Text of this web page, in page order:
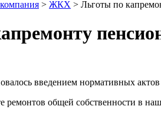
> ЖКХ > Льготы по
введением нормативных
ремонтов общей собственности в